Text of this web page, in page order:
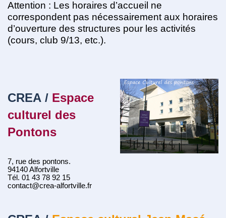
Attention : Les horaires d’accueil ne
correspondent pas nécessairement aux horaires
d’ouverture des structures pour les activités
(cours, club 9/13, etc.).
CREA / Espace
culturel des
Pontons
7, rue des pontons.
94140 Alfortville
Tél. 01 43 78 92 15
contact@crea-alfortville.fr